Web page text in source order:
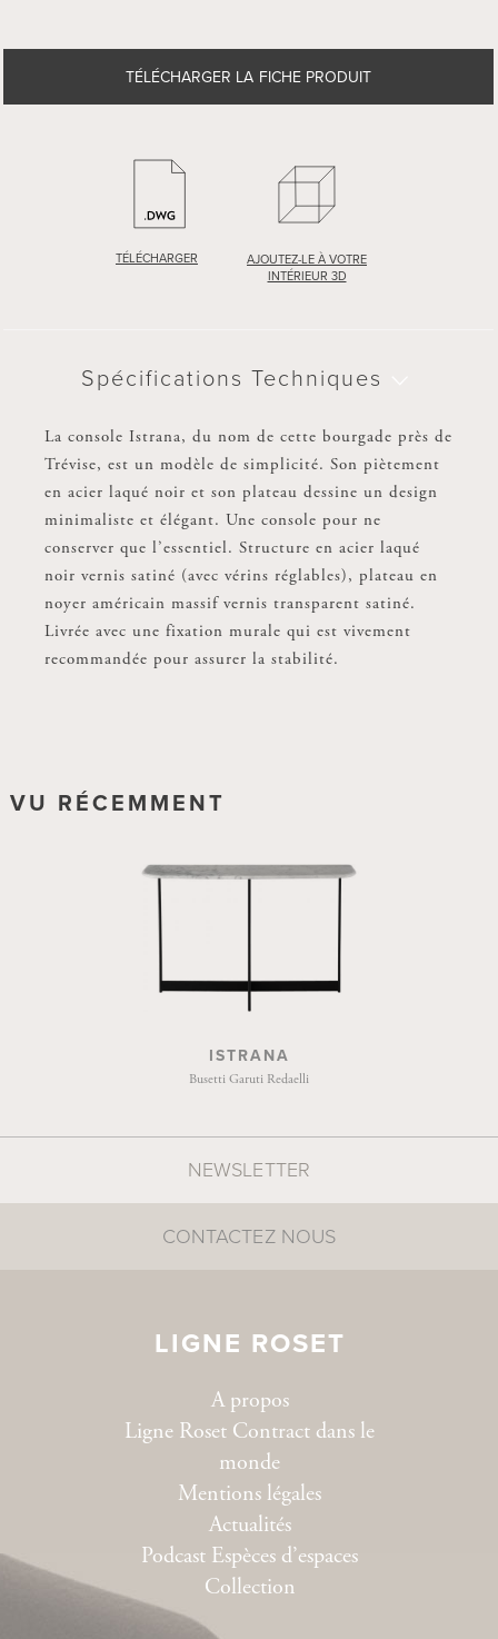
TÉLÉCHARGER LA FICHE PRODUIT
TÉLÉCHARGER
AJOUTEZ-LE À VOTRE
INTÉRIEUR 3D
Spécifications Techniques
La console Istrana, du nom de cette bourgade près de
Trévise, est un modèle de simplicité. Son piètement
en acier laqué noir et son plateau dessine un design
minimaliste et élégant. Une console pour ne
conserver que l’essentiel. Structure en acier laqué
noir vernis satiné (avec vérins réglables), plateau en
noyer américain massif vernis transparent satiné.
Livrée avec une fixation murale qui est vivement
recommandée pour assurer la stabilité.
TÉLÉCHARGER LA FICHE PRODUIT
TÉLÉCHARGER
AJOUTEZ-LE À VOTRE
INTÉRIEUR 3D
Spécifications Techniques
La console Istrana, du nom de cette bourgade près de
Trévise, est un modèle de simplicité. Son piètement
en acier laqué noir et son plateau dessine un design
minimaliste et élégant. Une console pour ne
conserver que l’essentiel. Structure en acier laqué
noir vernis satiné (avec vérins réglables), plateau en
marbre de Carrare poli. Livrée avec une fixation
murale qui est vivement recommandée pour assurer
la stabilité.
VU RÉCEMMENT
ISTRANA
Busetti Garuti Redaelli
LIGNE ROSET
A propos
Ligne Roset Contract dans le
monde
Mentions légales
Actualités
Podcast Espèces d’espaces
Collection
NEWSLETTER
CONTACTEZ NOUS